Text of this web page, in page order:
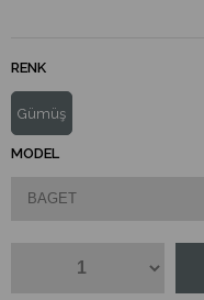
RENK
Gümüş
MODEL